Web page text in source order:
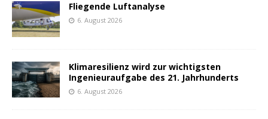
Fliegende Luftanalyse
6. August 2026
Klimaresilienz wird zur wichtigsten
Ingenieuraufgabe des 21. Jahrhunderts
6. August 2026